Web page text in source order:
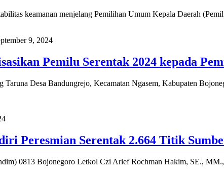
keamanan menjelang Pemilihan Umum Kepala Daerah
9, 2024
Pemilu Serentak 2024 kepada
Taruna Desa Bandungrejo, Kecamatan Ngasem, Kabupaten
Peresmian Serentak 2.664 Titik
0813 Bojonegoro Letkol Czi Arief Rochman Hakim, SE.,